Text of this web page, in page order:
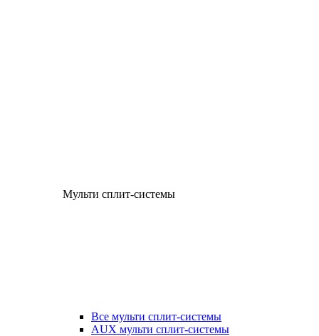
Мульти сплит-системы
Все мульти сплит-системы
AUX мульти сплит-системы